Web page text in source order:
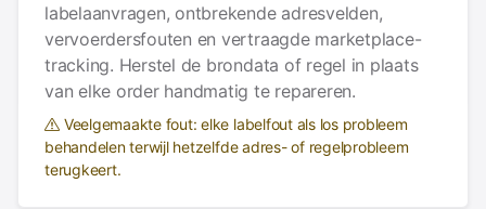
labelaanvragen, ontbrekende adresvelden,
vervoerdersfouten en vertraagde marketplace-
tracking. Herstel de brondata of regel in plaats
van elke order handmatig te repareren.
Veelgemaakte fout: elke labelfout als los probleem
behandelen terwijl hetzelfde adres- of regelprobleem
terugkeert.